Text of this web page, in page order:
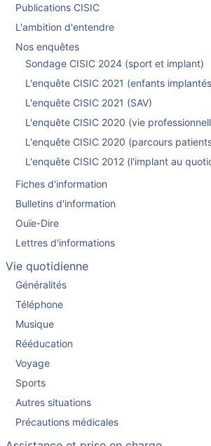
Publications CISIC
L'ambition d'entendre
Nos enquêtes
Sondage CISIC 2024 (sport et implant)
L'enquête CISIC 2021 (enfants
L'enquête CISIC 2021 (SAV)
L'enquête CISIC 2020 (vie
L'enquête CISIC 2020 (parcours
L'enquête CISIC 2012 (l'implant au
Fiches d'information
Bulletins d'information
Ouïe-Dire
Lettres d'informations
Vie quotidienne
Généralités
Téléphone
Musique
Rééducation
Voyage
Sports
Autres situations
Précautions médicales